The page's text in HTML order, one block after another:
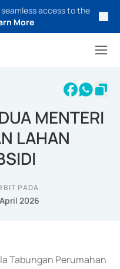
access to the
More
MENTERI
LAHAN
PADA
2026
Tabungan Perumahan